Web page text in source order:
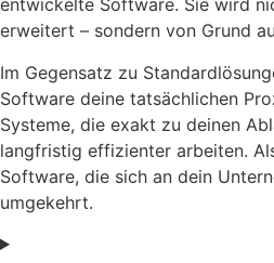
entwickelte Software. Sie wird
erweitert – sondern von Grund
Im Gegensatz zu
Software deine tatsächlichen
Systeme, die exakt zu deinen
langfristig effizienter arbeiten.
Software, die sich an dein
umgekehrt.